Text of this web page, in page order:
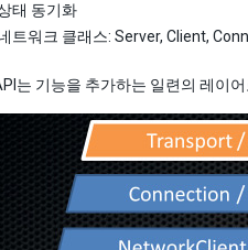
태 동기화
트워크 클래스: Server, Client,
는 기능을 추가하는 일련의 레이